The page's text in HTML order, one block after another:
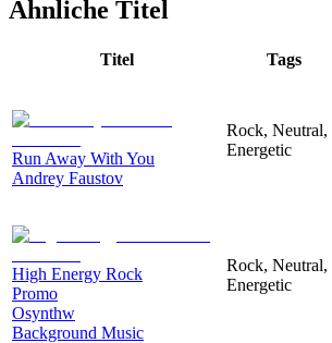
Ähnliche Titel
Titel Tags
Run Away With You
Andrey Faustov
Rock, Neutral,
Energetic
High Energy Rock
Promo
Osynthw
Background Music
Rock, Neutral,
Energetic